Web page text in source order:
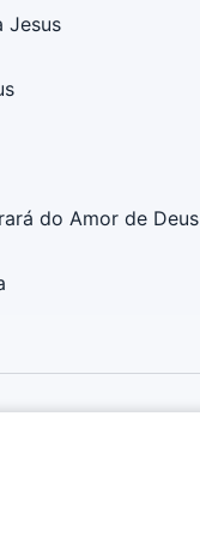
Jesus
do Amor de Deus